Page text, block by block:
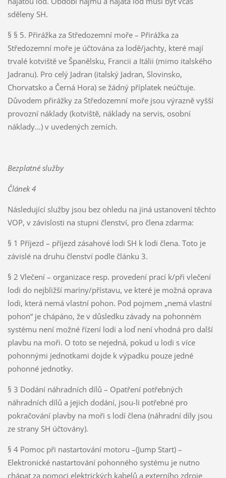
sděleny SH.
§ § 5. Přirážka za Středozemní moře – Přirážka za
Středozemní moře je účtována za lodě/jachty, které mají
trvalé kotviště ve Španělsku, Francii a Itálii (mimo italského
Jadranu). Pro celý Jadran (italský Jadran, Slovinsko,
Chorvatsko a Černá Hora) se žádný příplatek neúčtuje.
Důvodem přirážky za Středozemní moře jsou výrazně vyšší
provozní náklady (kotviště, náklady na servis, osobní
náklady…) v uvedených zemích.
Bezplatné služby
Článek 4
Následující služby jsou bez ohledu na jiná ustanovení těchto
VOP, v závislosti na stupni členství, pro člena zdarma:
§ 1 Příjezd – příjezd zásahové lodi SH k lodi člena. Toto je
závislé na druhu členství podle článku 3.
§ 2 Vlečení – organizace resp. provedení prací k/při vlečení
lodi do nejbližší maríny/přístavu, ve které je možná oprava
lodi, která nemá vlastní pohon. Pod pojmem „nemá vlastní
pohon“ je chápáno, že v důsledku závady na pohonném
systému není možné řízení lodi a loď není vhodná pro další
plavbu na moři. O toto se nejedná, pokud u lodi s více
pohonnými jednotkami dojde k výpadku pouze jedné
pohonné jednotky.
§ 3 Dodání náhradních dílů – Opatření potřebných
náhradních dílů a jejich dodání, jsou-li potřebné pro
pokračování plavby na moři s lodí člena (náhradní díly jsou
ze strany SH účtovány).
§ 4 Pomoc při nastartování motoru –(Jump Start) –
Elektronické nastartování pohonného systému je nutno
chápat za pomoci elektrických kabelů a externího zdroje